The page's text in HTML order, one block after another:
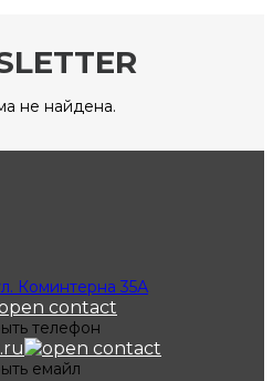
не найдена.
Коминтерна 35А
телефон
емайл